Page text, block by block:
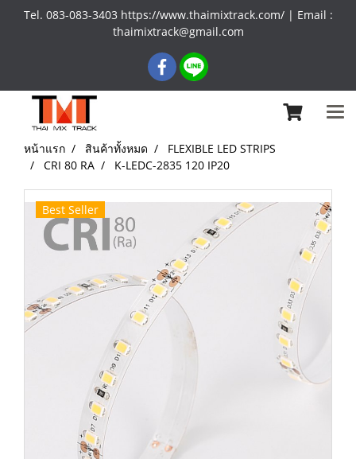
Tel. 083-083-3403 https://www.thaimixtrack.com/ | Email :
thaimixtrack@gmail.com
หน้าแรก สินค้าทั้งหมด
FLEXIBLE LED STRIPS
CRI 80 RA
K-LEDC-2835 120 IP20
Best Seller